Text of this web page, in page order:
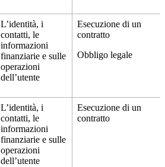
L’identità, i
contatti, le
informazioni
finanziarie e sulle
operazioni
dell’utente
Esecuzione di un
contratto
Obbligo legale
L’identità, i
contatti, le
informazioni
finanziarie e sulle
operazioni
dell’utente
Esecuzione di un
contratto